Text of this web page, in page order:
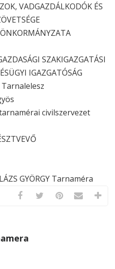
VADGAZDÁLKODÓK ÉS
SZAKIGAZGATÁSI
IGAZGATÓSÁG
Tarnalelesz
civilszervezet
GYÖRGY Tarnaméra